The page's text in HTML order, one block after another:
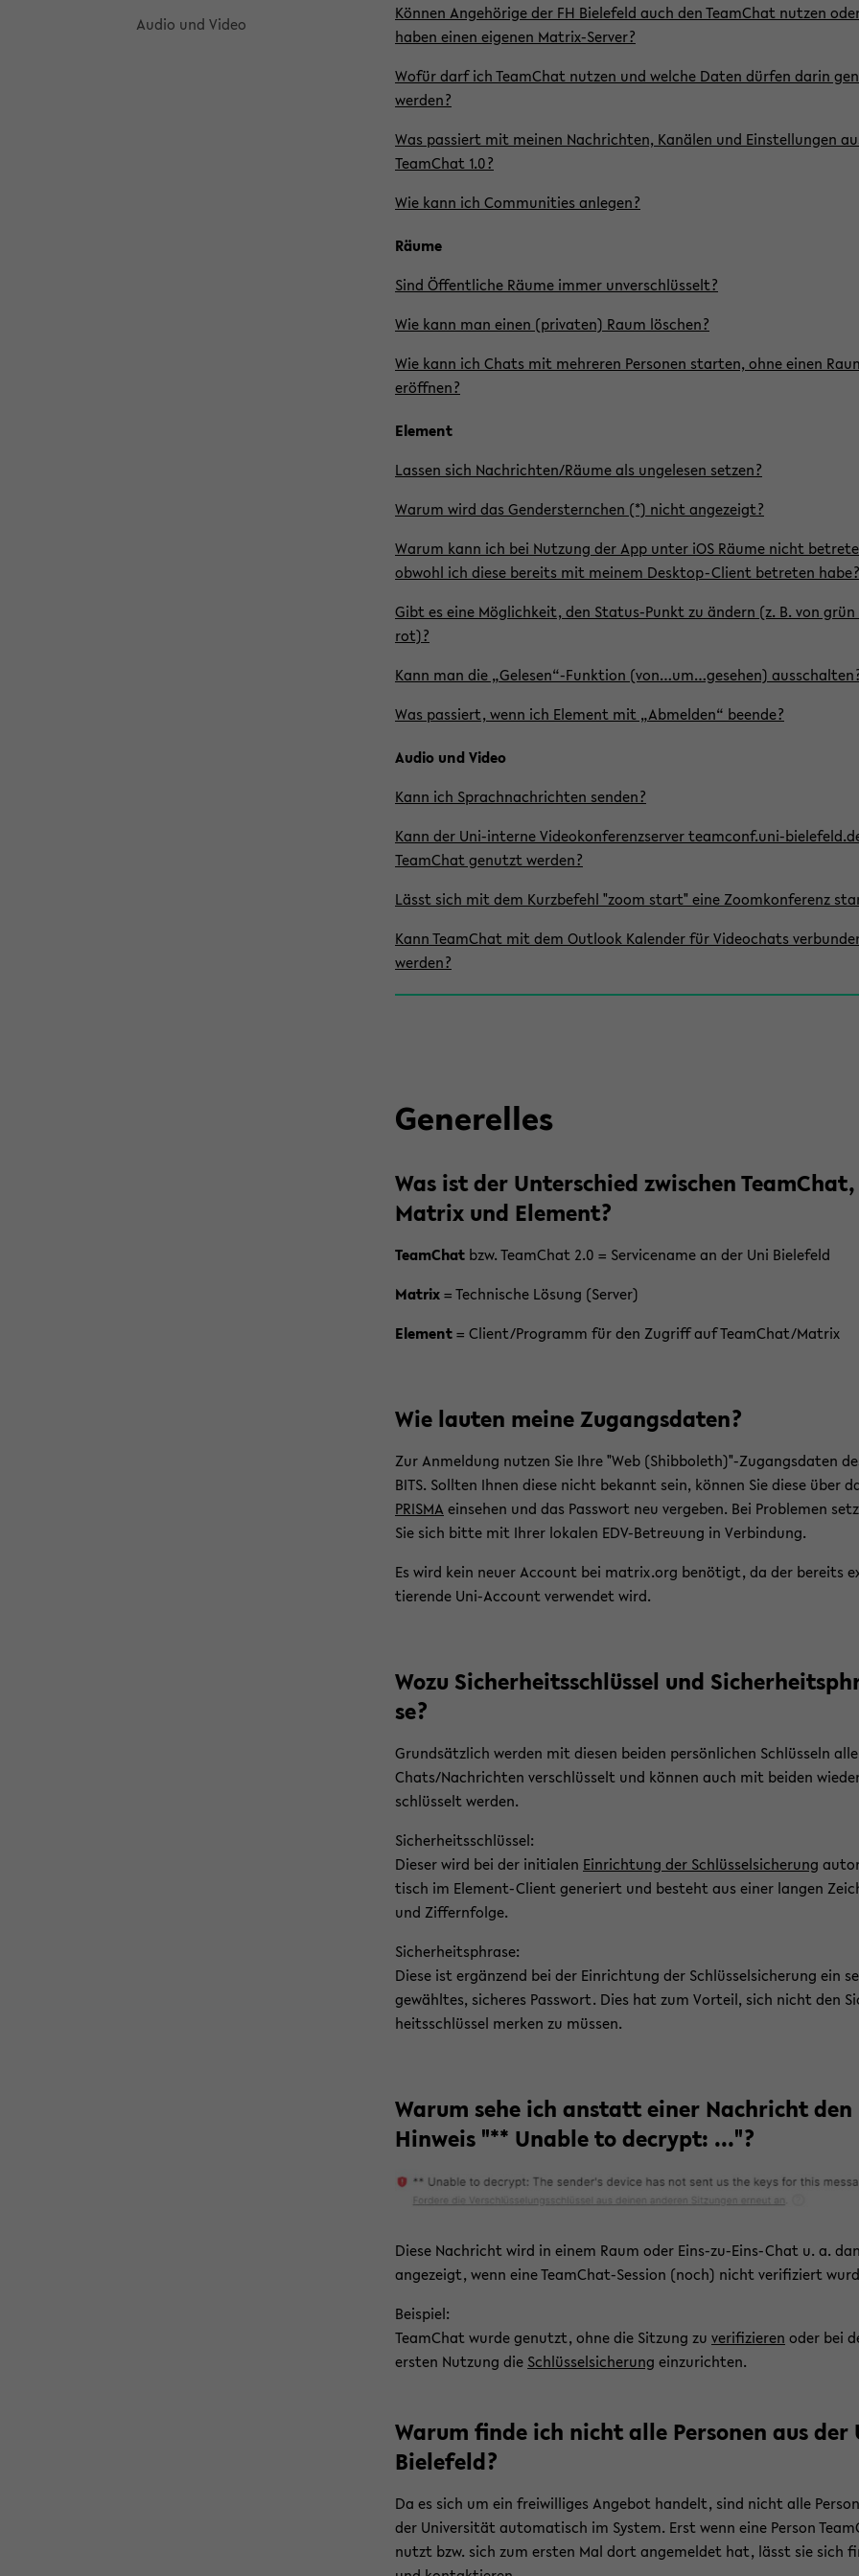
Audio und Video
Kön­nen An­ge­hö­ri­ge der FH Bie­le­feld auch den Team­Chat nut­zen
haben einen ei­ge­nen Matrix-​Server?
Wofür darf ich Team­Chat nut­zen und wel­che Daten dür­fen darin
wer­den?
Was pas­siert mit mei­nen Nach­rich­ten, Ka­nä­len und Ein­stel­lun­gen
Team­Chat 1.0?
Wie kann ich Com­mu­nities an­le­gen?
Räume
Sind Öf­fent­li­che Räume immer un­ver­schlüs­selt?
Wie kann man einen (pri­va­ten) Raum lö­schen?
Wie kann ich Chats mit meh­re­ren Per­so­nen star­ten, ohne einen
er­öff­nen?
Ele­ment
Las­sen sich Nach­rich­ten/Räume als un­ge­le­sen set­zen?
Warum wird das Gen­der­stern­chen (*) nicht an­ge­zeigt?
Warum kann ich bei Nut­zung der App unter iOS Räume nicht
ob­wohl ich diese be­reits mit mei­nem Desktop-​Client be­tre­ten habe?
Gibt es eine Mög­lich­keit, den Status-​Punkt zu än­dern (z. B. von grün
rot)?
Kann man die „Ge­le­sen“-​Funktion (von…um…ge­se­hen)
Was pas­siert, wenn ich Ele­ment mit „Ab­mel­den“ be­en­de?
Audio und Video
Kann ich Sprach­nach­rich­ten sen­den?
Kann der Uni-​interne Vi­deo­kon­fe­renz­ser­ver team­conf.uni-​
Team­Chat ge­nutzt wer­den?
Lässt sich mit dem Kurz­be­fehl "zoom start" eine Zoom­kon­fe­renz
Kann Team­Chat mit dem Out­look Ka­len­der für Vi­deo­chats
wer­den?
Ge­ne­rel­les
Was ist der Un­ter­schied zwi­schen Team­Chat,
Ma­trix und Ele­ment?
Team­Chat bzw. Team­Chat 2.0 = Ser­vice­na­me an der Uni Bie­le­feld
Ma­trix= Tech­ni­sche Lö­sung (Ser­ver)
Ele­ment= Cli­ent/Pro­gramm für den Zu­griff auf Team­Chat/Ma­trix
Wie lau­ten meine Zu­gangs­da­ten?
Zur An­mel­dung nut­zen Sie Ihre "Web (Shib­bo­leth)"-​Zugangsdaten
BITS. Soll­ten Ihnen diese nicht be­kannt sein, kön­nen Sie diese über
PRIS­MA ein­se­hen und das Pass­wort neu ver­ge­ben. Bei Pro­ble­men
Sie sich bitte mit Ihrer lo­ka­len EDV-​Betreuung in Ver­bin­dung.
Es wird kein neuer Ac­count bei ma­trix.org be­nö­tigt, da der be­reits
tie­ren­de Uni-​Account ver­wen­det wird.
Wozu Si­cher­heits­schlüs­sel und
se?
Grund­sätz­lich wer­den mit die­sen bei­den per­sön­li­chen Schlüs­seln alle
Chats/Nach­rich­ten ver­schlüs­selt und kön­nen auch mit bei­den
schlüs­selt wer­den.
Si­cher­heits­schlüs­sel:
Die­ser wird bei der in­itia­len Ein­rich­tung der Schlüs­sel­si­che­rung
tisch im Element-​Client ge­ne­riert und be­steht aus einer lan­gen
und Zif­fern­fol­ge.
Si­cher­heits­phra­se:
Diese ist er­gän­zend bei der Ein­rich­tung der Schlüs­sel­si­che­rung ein
ge­wähl­tes, si­che­res Pass­wort. Dies hat zum Vor­teil, sich nicht den
heits­schlüs­sel mer­ken zu müs­sen.
Warum sehe ich an­statt einer Nach­richt den
Hin­weis "** Un­able to de­crypt: ..."?
Diese Nach­richt wird in einem Raum oder Eins-​zu-Eins-Chat u. a.
an­ge­zeigt, wenn eine TeamChat-​Session (noch) nicht ve­ri­fi­ziert
Bei­spiel:
Team­Chat wurde ge­nutzt, ohne die Sit­zung zu ve­ri­fi­zie­ren oder bei
ers­ten Nut­zung die Schlüs­sel­si­che­rung ein­zu­rich­ten.
Warum finde ich nicht alle Per­so­nen aus der
Bie­le­feld?
Da es sich um ein frei­wil­li­ges An­ge­bot han­delt, sind nicht alle
der Uni­ver­si­tät au­to­ma­tisch im Sys­tem. Erst wenn eine Per­son
nutzt bzw. sich zum ers­ten Mal dort an­ge­mel­det hat, lässt sie sich